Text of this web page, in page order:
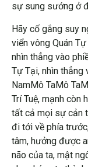
sự sung sướng ở
Hãy cố gắng suy
viển vông Quán
nhìn thẳng vào
Tự Tại, nhìn thẳng
NamMô TaMô
Trí Tuệ, mạnh còn
tất cả mọi sự cản
đi tới về phía
tâm, hưởng được
não của ta, mật